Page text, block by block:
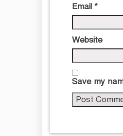
Email *
Website
Save my